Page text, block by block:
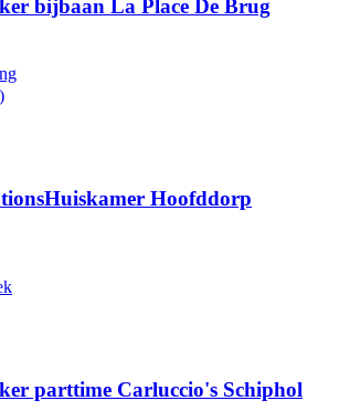
bijbaan La Place De Brug
Hoofddorp
parttime Carluccio's Schiphol